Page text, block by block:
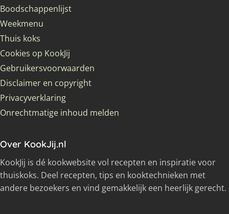
Boodschappenlijst
Weekmenu
Thuis koks
Cookies op KookJij
Gebruikersvoorwaarden
Disclaimer en copyright
Privacyverklaring
Onrechtmatige inhoud melden
Over KookJij.nl
KookJij is dé kookwebsite vol recepten en inspiratie voor
thuiskoks. Deel recepten, tips en kooktechnieken met
andere bezoekers en vind gemakkelijk een heerlijk gerecht.